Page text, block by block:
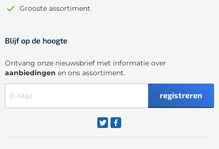
Grooste assortiment
Blijf op de hoogte
Ontvang onze nieuwsbrief met informatie over
aanbiedingen en ons assortiment.
registreren